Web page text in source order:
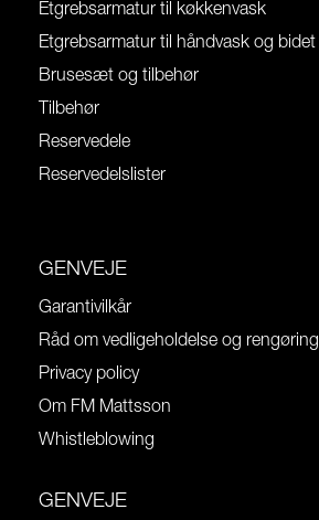
Etgrebsarmatur til køkkenvask
Etgrebsarmatur til håndvask og bidet
Brusesæt og tilbehør
Tilbehør
Reservedele
Reservedelslister
GENVEJE
Garantivilkår
Råd om vedligeholdelse og rengøring
Privacy policy
Om FM Mattsson
Whistleblowing
GENVEJE